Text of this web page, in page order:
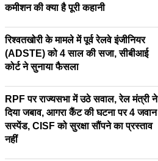
कमीशन की क्या है पूरी कहानी
रिश्वतखोरी के मामले में पूर्व रेलवे इंजीनियर
(ADSTE) को 4 साल की सजा, सीबीआई
कोर्ट ने सुनाया फैसला
RPF पर राज्यसभा में उठे सवाल, रेल मंत्री ने
दिया जबाव, आगरा कैंट की घटना पर 4 जवान
सस्पेंड, CISF को सुरक्षा सौंपने का प्रस्ताव
नहीं